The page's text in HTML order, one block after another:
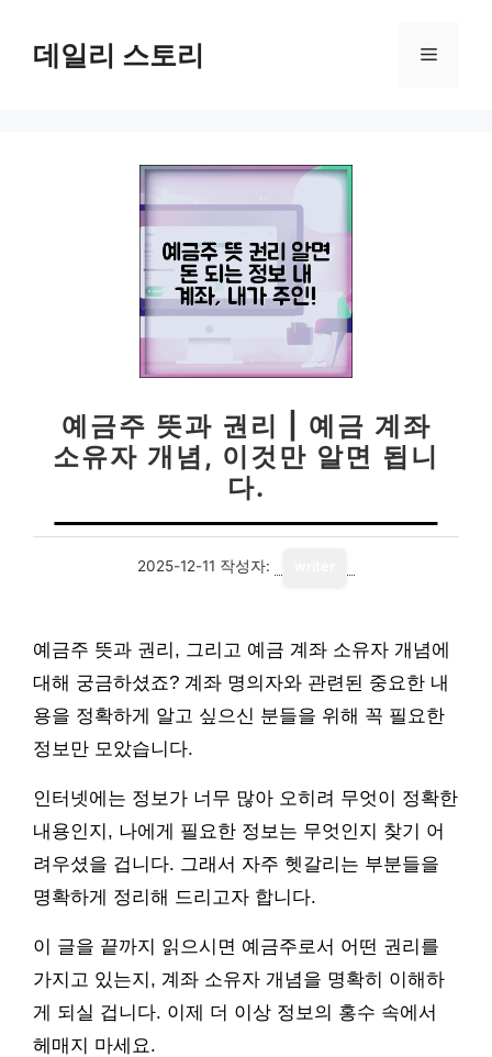
데일리 스토리 메
예금주 뜻과 권리 | 예금 계좌
소유자 개념, 이것만 알면 됩니
다.
2025-12-11 작성자:
예금주 뜻과 권리, 그리고 예금 계좌 소유자 개념에
대해 궁금하셨죠? 계좌 명의자와 관련된 중요한 내
용을 정확하게 알고 싶으신 분들을 위해 꼭 필요한
정보만 모았습니다.
인터넷에는 정보가 너무 많아 오히려 무엇이 정확한
내용인지, 나에게 필요한 정보는 무엇인지 찾기 어
려우셨을 겁니다. 그래서 자주 헷갈리는 부분들을
명확하게 정리해 드리고자 합니다.
이 글을 끝까지 읽으시면 예금주로서 어떤 권리를
가지고 있는지, 계좌 소유자 개념을 명확히 이해하
게 되실 겁니다. 이제 더 이상 정보의 홍수 속에서
헤매지 마세요.